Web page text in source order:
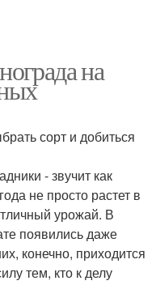
на
сорт и добиться
- звучит как
не просто растет в
урожай. В
появились даже
конечно, приходится
тем, кто к делу